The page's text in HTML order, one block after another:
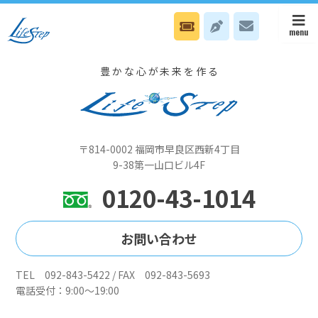
年末年始のお休みは12月29日~1月1日となります。1月2日、3日は12時
~17時まで開けています。
豊かな心が未来を作る
〒814-0002 福岡市早良区西新4丁目
9-38第一山口ビル4F
0120-43-1014
お問い合わせ
TEL 092-843-5422 / FAX 092-843-5693
電話受付：9:00～19:00